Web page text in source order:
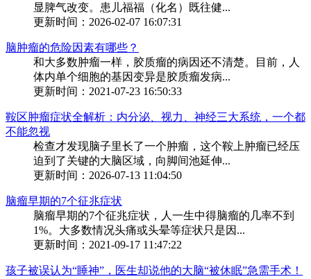
显脾气改变。患儿福福（化名）既往健...
更新时间：2026-02-07 16:07:31
脑肿瘤的危险因素有哪些？
和大多数肿瘤一样，胶质瘤的病因还不清楚。目前，人
体内单个细胞的基因变异是胶质瘤发病...
更新时间：2021-07-23 16:50:33
鞍区肿瘤症状全解析：内分泌、视力、神经三大系统，一个都
不能忽视
检查才发现脑子里长了一个肿瘤，这个鞍上肿瘤已经压
迫到了关键的大脑区域，向脚间池延伸...
更新时间：2026-07-13 11:04:50
脑瘤早期的7个征兆症状
脑瘤早期的7个征兆症状，人一生中得脑瘤的几率不到
1%。大多数情况头痛或头晕等症状只是因...
更新时间：2021-09-17 11:47:22
孩子被误认为“睡神”，医生却说他的大脑“被休眠”急需手术！